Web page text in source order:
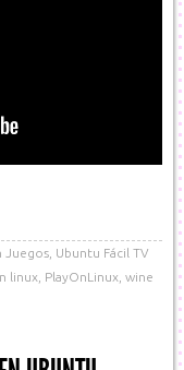
Juegos Ubuntu Fácil TV
linux PlayOnLinux wine